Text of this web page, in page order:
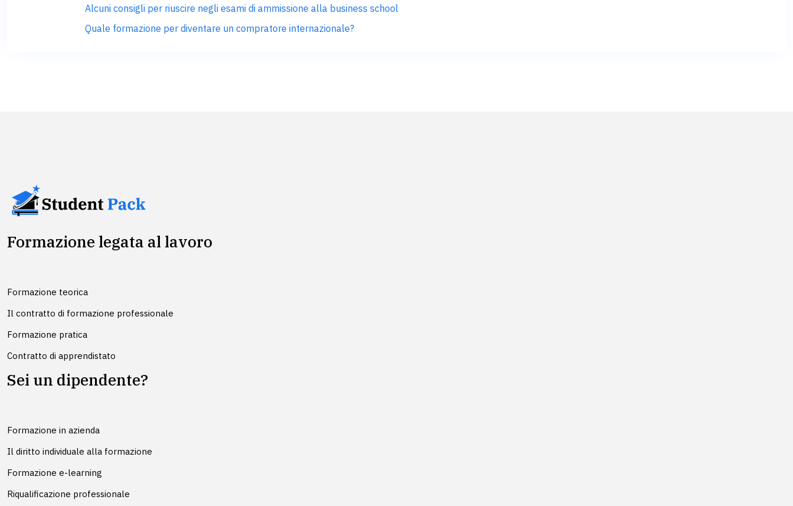
Alcuni consigli per riuscire negli esami di ammissione alla business school
Quale formazione per diventare un compratore internazionale?
Formazione legata al lavoro
Formazione teorica
Il contratto di formazione professionale
Formazione pratica
Contratto di apprendistato
Sei un dipendente?
Formazione in azienda
Il diritto individuale alla formazione
Formazione e-learning
Riqualificazione professionale